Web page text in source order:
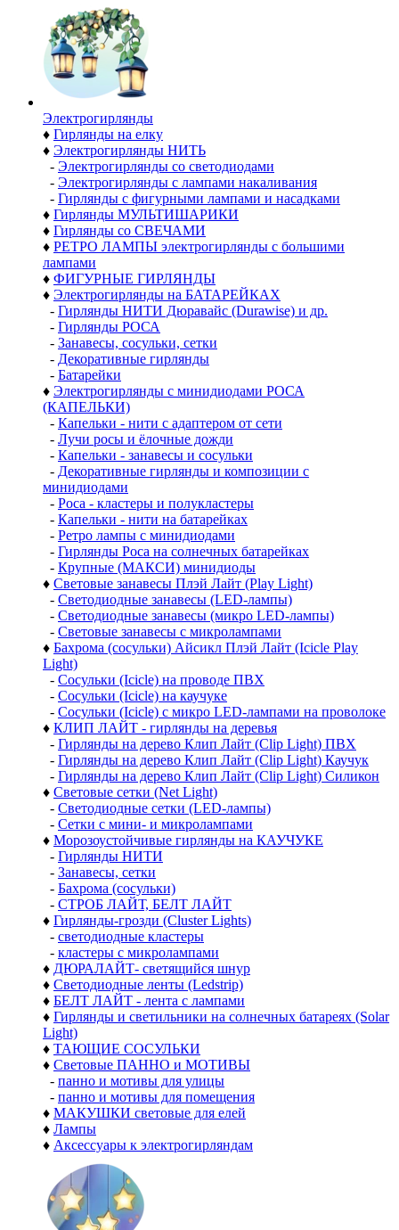
Электро­гирлянды
♦ Гирлянды на елку
♦ Электрогирлянды НИТЬ
- Электрогирлянды со светодиодами
- Электрогирлянды с лампами накаливания
- Гирлянды с фигурными лампами и насадками
♦ Гирлянды МУЛЬТИШАРИКИ
♦ Гирлянды со СВЕЧАМИ
♦ РЕТРО ЛАМПЫ электрогирлянды с большими
лампами
♦ ФИГУРНЫЕ ГИРЛЯНДЫ
♦ Электрогирлянды на БАТАРЕЙКАХ
- Гирлянды НИТИ Дюравайс (Durawise) и др.
- Гирлянды РОСА
- Занавесы, сосульки, сетки
- Декоративные гирлянды
- Батарейки
♦ Электрогирлянды с минидиодами РОСА
(КАПЕЛЬКИ)
- Капельки - нити с адаптером от сети
- Лучи росы и ёлочные дожди
- Капельки - занавесы и сосульки
- Декоративные гирлянды и композиции с
минидиодами
- Роса - кластеры и полукластеры
- Капельки - нити на батарейках
- Ретро лампы с минидиодами
- Гирлянды Роса на солнечных батарейках
- Крупные (МАКСИ) минидиоды
♦ Световые занавесы Плэй Лайт (Play Light)
- Светодиодные занавесы (LED-лампы)
- Светодиодные занавесы (микро LED-лампы)
- Световые занавесы с микролампами
♦ Бахрома (сосульки) Айсикл Плэй Лайт (Icicle Play
Light)
- Сосульки (Icicle) на проводе ПВХ
- Сосульки (Icicle) на каучуке
- Сосульки (Icicle) с микро LED-лампами на проволоке
♦ КЛИП ЛАЙТ - гирлянды на деревья
- Гирлянды на дерево Клип Лайт (Clip Light) ПВХ
- Гирлянды на дерево Клип Лайт (Clip Light) Каучук
- Гирлянды на дерево Клип Лайт (Clip Light) Силикон
♦ Световые сетки (Net Light)
- Светодиодные сетки (LED-лампы)
- Сетки с мини- и микролампами
♦ Морозоустойчивые гирлянды на КАУЧУКЕ
- Гирлянды НИТИ
- Занавесы, сетки
- Бахрома (сосульки)
- СТРОБ ЛАЙТ, БЕЛТ ЛАЙТ
♦ Гирлянды-грозди (Cluster Lights)
- светодиодные кластеры
- кластеры с микролампами
♦ ДЮРАЛАЙТ- светящийся шнур
♦ Светодиодные ленты (Ledstrip)
♦ БЕЛТ ЛАЙТ - лента с лампами
♦ Гирлянды и светильники на солнечных батареях (Solar
Light)
♦ ТАЮЩИЕ СОСУЛЬКИ
♦ Световые ПАННО и МОТИВЫ
- панно и мотивы для улицы
- панно и мотивы для помещения
♦ МАКУШКИ световые для елей
♦ Лампы
♦ Аксессуары к электрогирляндам